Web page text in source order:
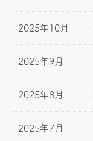
2025年10月
2025年9月
2025年8月
2025年7月